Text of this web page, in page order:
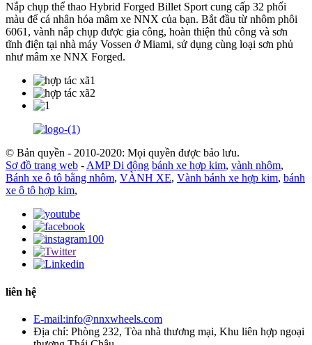
Nắp chụp thể thao Hybrid Forged Billet Sport cung cấp 32 phối
màu để cá nhân hóa mâm xe NNX của bạn. Bắt đầu từ nhôm phôi
6061, vành nắp chụp được gia công, hoàn thiện thủ công và sơn
tĩnh điện tại nhà máy Vossen ở Miami, sử dụng cùng loại sơn phủ
như mâm xe NNX Forged.
© Bản quyền - 2010-2020: Mọi quyền được bảo lưu.
Sơ đồ trang web - AMP Di động bánh xe hợp kim, vành nhôm,
Bánh xe ô tô bằng nhôm, VÀNH XE, Vành bánh xe hợp kim, bánh
xe ô tô hợp kim,
liên hệ
E-mail:info@nnxwheels.com
Địa chỉ: Phòng 232, Tòa nhà thương mại, Khu liên hợp ngoại